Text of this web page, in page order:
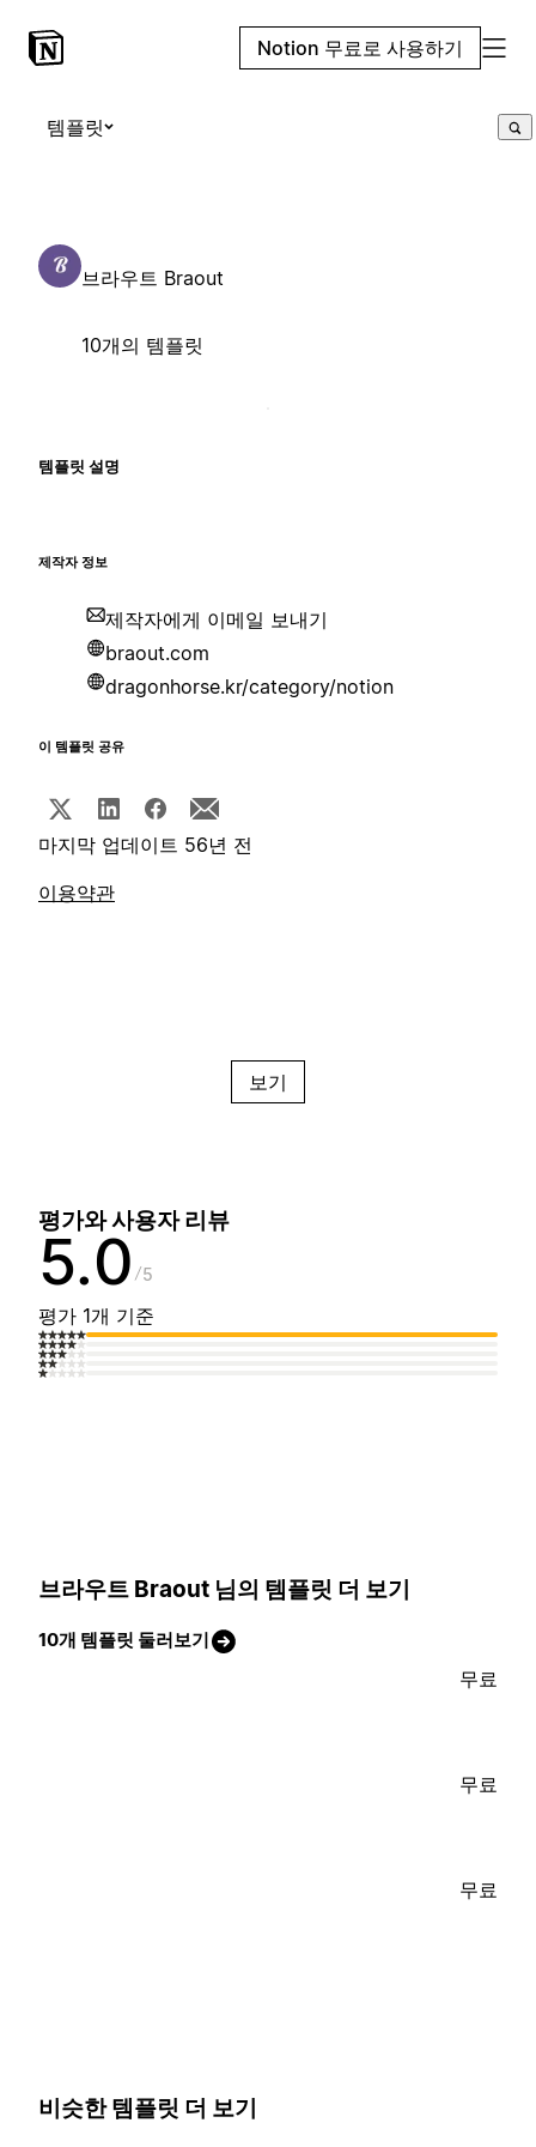
Notion 무료로 사용하기
템플릿
브라우트 Braout
10개의 템플릿
템플릿 설명
제작자 정보
제작자에게 이메일 보내기
braout.com
dragonhorse.kr/category/notion
이 템플릿 공유
마지막 업데이트 56년 전
이용약관
보기
평가와 사용자 리뷰
5.0 5
평가 1개 기준
브라우트 Braout 님의 템플릿 더 보기
10개 템플릿 둘러보기
무료
무료
무료
비슷한 템플릿 더 보기